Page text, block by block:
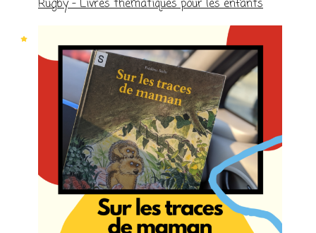
Rugby – Livres thématiques pour les enfants